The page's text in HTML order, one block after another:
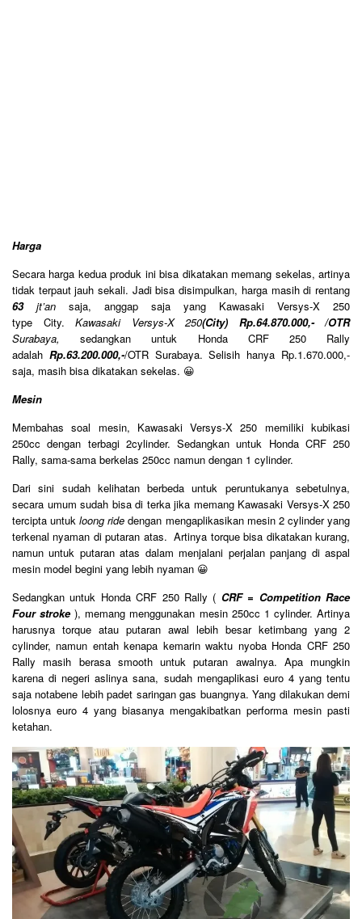
Harga
Secara harga kedua produk ini bisa dikatakan memang sekelas, artinya
tidak terpaut jauh sekali. Jadi bisa disimpulkan, harga masih di rentang
63 jt’an saja, anggap saja yang Kawasaki Versys-X 250
type City. Kawasaki Versys-X 250(City) Rp.64.870.000,- /OTR
Surabaya,sedangkan untuk Honda CRF 250 Rally
adalah Rp.63.200.000,-/OTR Surabaya. Selisih hanya Rp.1.670.000,-
saja, masih bisa dikatakan sekelas. 😀
Mesin
Membahas soal mesin, Kawasaki Versys-X 250 memiliki kubikasi
250cc dengan terbagi 2cylinder. Sedangkan untuk Honda CRF 250
Rally, sama-sama berkelas 250cc namun dengan 1 cylinder.
Dari sini sudah kelihatan berbeda untuk peruntukanya sebetulnya,
secara umum sudah bisa di terka jika memang Kawasaki Versys-X 250
tercipta untukloong ride dengan mengaplikasikan mesin 2 cylinder yang
terkenal nyaman di putaran atas. Artinya torque bisa dikatakan kurang,
namun untuk putaran atas dalam menjalani perjalan panjang di aspal
mesin model begini yang lebih nyaman 😀
Sedangkan untuk Honda CRF 250 Rally ( CRF = Competition Race
Four stroke), memang menggunakan mesin 250cc 1 cylinder. Artinya
harusnya torque atau putaran awal lebih besar ketimbang yang 2
cylinder, namun entah kenapa kemarin waktu nyoba Honda CRF 250
Rally masih berasa smooth untuk putaran awalnya. Apa mungkin
karena di negeri aslinya sana, sudah mengaplikasi euro 4 yang tentu
saja notabene lebih padet saringan gas buangnya. Yang dilakukan demi
lolosnya euro 4 yang biasanya mengakibatkan performa mesin pasti
ketahan.